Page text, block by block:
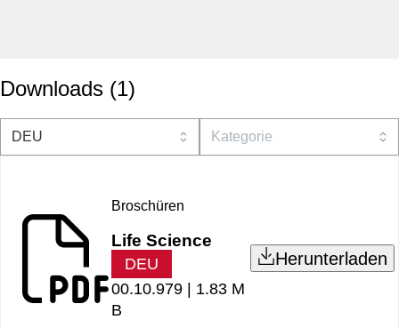
Downloads (1)
Broschüren
Life Science
DEU
00.10.979 | 1.83 M
B
Herunterladen